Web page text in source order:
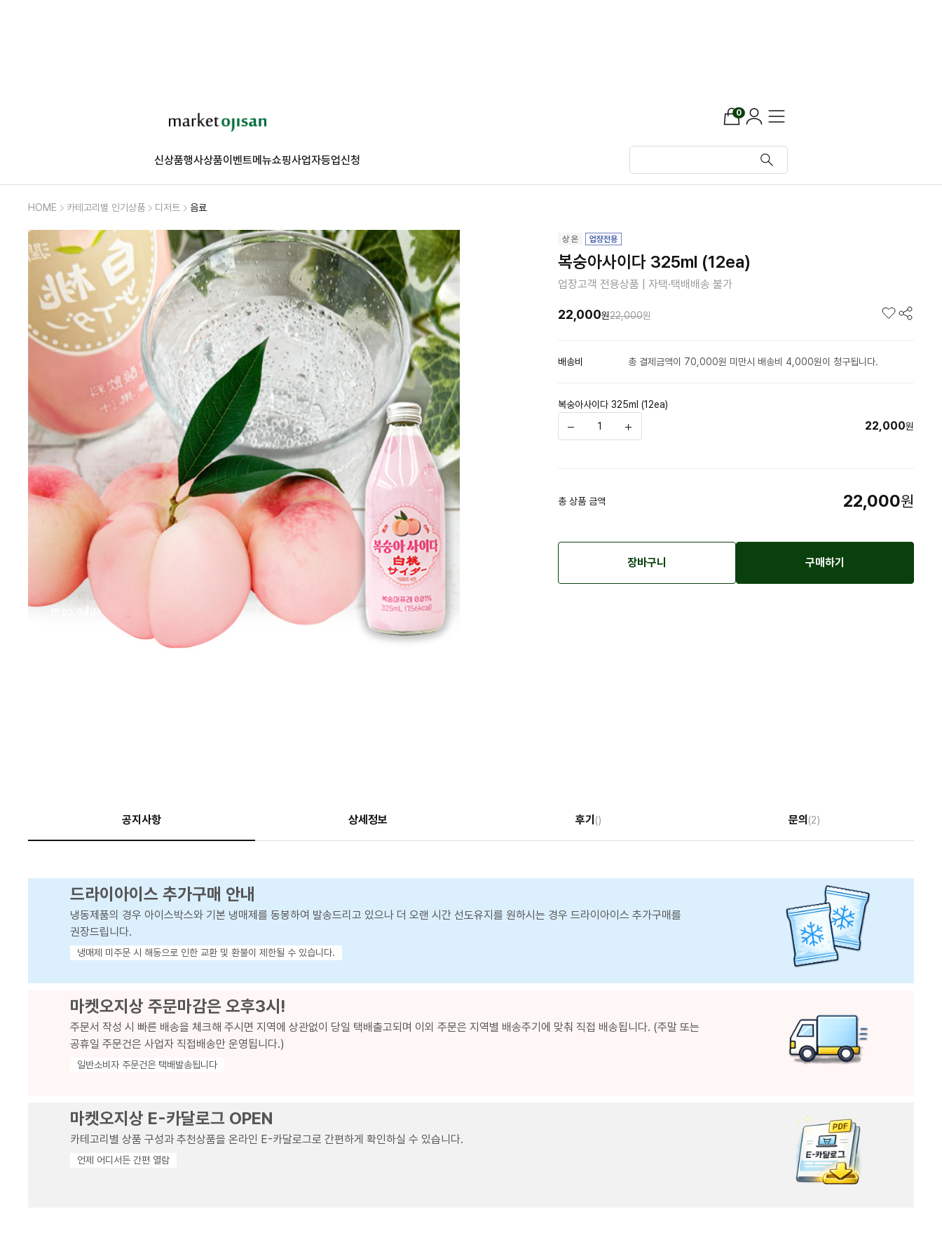
0
신상품행사상품이벤트메뉴쇼핑사업자등업신청
HOME 카테고리별 인기상품 디저트 음료
복숭아사이다 325ml (12ea)
업장고객 전용상품 | 자택·택배배송 불가
22,000원22,000원
배송비 총 결제금액이 70,000원 미만시 배송비 4,000원이 청구됩니다.
복숭아사이다 325ml (12ea)
22,000원
총 상품 금액 22,000원
장바구니 구매하기
공지사항 상세정보 후기 () 문의 (2)
드라이아이스 추가구매 안내
냉동제품의 경우 아이스박스와 기본 냉매제를 동봉하여 발송드리고 있으나 더 오랜 시간 선도유지를 원하시는 경우 드라이아이스 추가구매를
권장드립니다.
냉매제 미주문 시 해동으로 인한 교환 및 환불이 제한될 수 있습니다.
마켓오지상 주문마감은 오후3시!
주문서 작성 시 빠른 배송을 체크해 주시면 지역에 상관없이 당일 택배출고되며 이외 주문은 지역별 배송주기에 맞춰 직접 배송됩니다. (주말 또는
공휴일 주문건은 사업자 직접배송만 운영됩니다.)
일반소비자 주문건은 택배발송됩니다
마켓오지상 E-카달로그 OPEN
카테고리별 상품 구성과 추천상품을 온라인 E-카달로그로 간편하게 확인하실 수 있습니다.
언제 어디서든 간편 열람